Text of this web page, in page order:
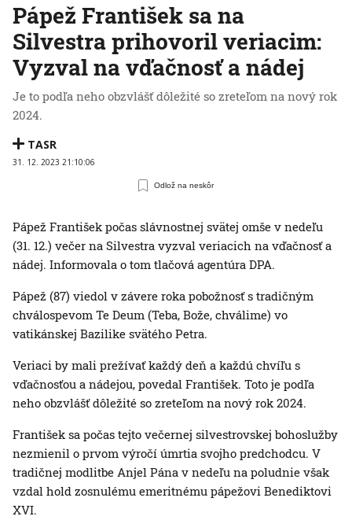
Pápež František sa na
Silvestra prihovoril veriacim:
Vyzval na vďačnosť a nádej
Je to podľa neho obzvlášť dôležité so zreteľom na nový rok
2024.
TASR
31. 12. 2023 21:10:06
Odlož na neskôr
Pápež František počas slávnostnej svätej omše v nedeľu
(31. 12.) večer na Silvestra vyzval veriacich na vďačnosť a
nádej. Informovala o tom tlačová agentúra DPA.
Pápež (87) viedol v závere roka pobožnosť s tradičným
chválospevom Te Deum (Teba, Bože, chválime) vo
vatikánskej Bazilike svätého Petra.
Veriaci by mali prežívať každý deň a každú chvíľu s
vďačnosťou a nádejou, povedal František. Toto je podľa
neho obzvlášť dôležité so zreteľom na nový rok 2024.
František sa počas tejto večernej silvestrovskej bohoslužby
nezmienil o prvom výročí úmrtia svojho predchodcu. V
tradičnej modlitbe Anjel Pána v nedeľu na poludnie však
vzdal hold zosnulému emeritnému pápežovi Benediktovi
XVI.